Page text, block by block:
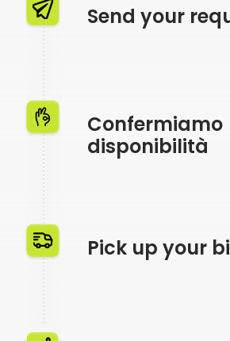
Send your
Confermiamo
disponibilità
Pick up your